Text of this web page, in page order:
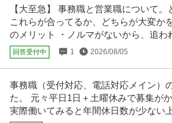
【大至急】 事務職と営業職について。
これらが合ってるか、どちらが大変か
のメリット ・ノルマがないから、追わ
仕事自体の難易度が低い
回答受付中 1 2026/08/05
事務職（受付対応、電話対応メイン）
た。 元々平日1日＋土曜休みで募集が
実際働いてみると年間休日数が少ない